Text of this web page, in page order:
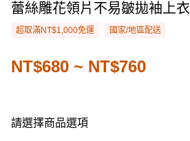
蕾絲雕花領片不易皺拋袖上衣
超取滿NT$1,000免運 國家/地區配送
NT$680 ~ NT$760
請選擇商品選項